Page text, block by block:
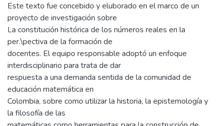
Este texto fue concebido y eluborado en el marco de un
proyecto de investigación sobre
La constitución histórica de los números reales en la
per.\pectiva de la formación de
docentes. El equipo responsable adoptó un enfoque
interdisciplinario para trata de dar
respuesta a una demanda sentida de la comunidad de
educación matemática en
Colombia, sobre como utilizar la historia, la epistemología y
la filosofía de las